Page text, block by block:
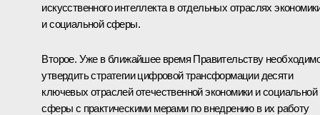
искусственного интеллекта в отдельных отраслях
и социальной сферы.
Второе. Уже в ближайшее время Правительству
утвердить стратегии цифровой трансформации десяти
ключевых отраслей отечественной экономики и социальной
сферы с практическими мерами по внедрению в их работу